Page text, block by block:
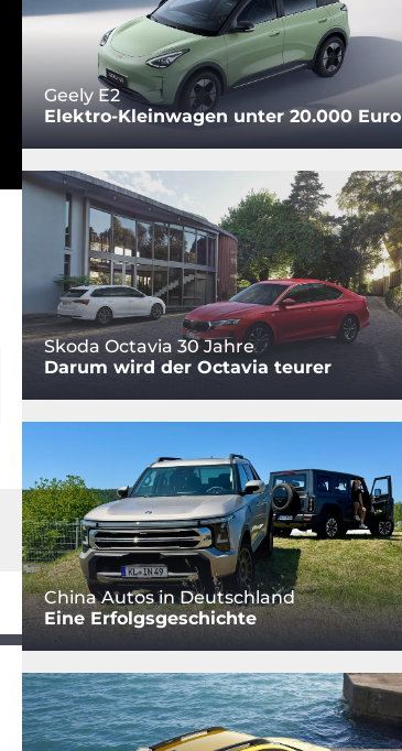
Geely E2
Elektro-Kleinwagen unter 20.000 Euro
Skoda Octavia 30 Jahre
Darum wird der Octavia teurer
China Autos in Deutschland
Eine Erfolgsgeschichte